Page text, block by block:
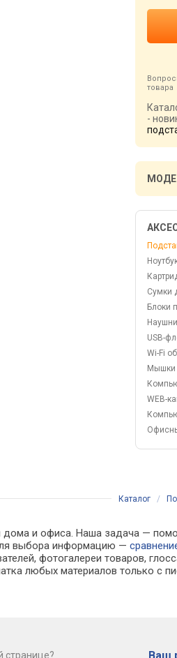
товара
-
Сумки
Блоки
USB-
Wi-Fi
Мышки
WEB-
Каталог /
и офиса. Наша задача —
выбора информацию —
фотогалереи товаров,
любых материалов только с
странице?